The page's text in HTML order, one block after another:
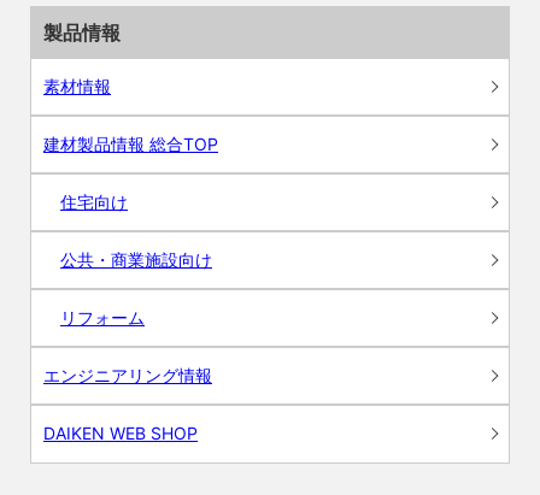
製品情報
素材情報
建材製品情報 総合TOP
住宅向け
公共・商業施設向け
リフォーム
エンジニアリング情報
DAIKEN WEB SHOP